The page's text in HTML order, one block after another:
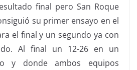
final pero San Roque
su primer ensayo en el
el final y un segundo ya con
Al final un 12-26 en un
y donde ambos equipos